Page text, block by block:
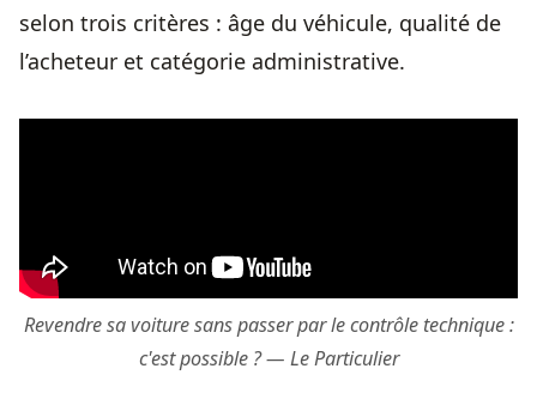
selon trois critères : âge du véhicule, qualité de
l’acheteur et catégorie administrative.
Revendre sa voiture sans passer par le contrôle technique :
c'est possible ? — Le Particulier